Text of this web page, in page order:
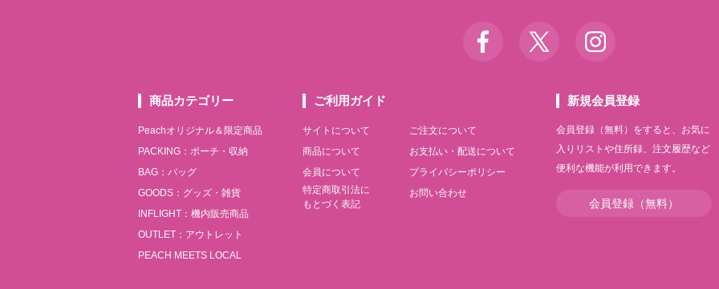
商品カテゴリー
Peachオリジナル＆限定商品
PACKING：ポーチ・収納
BAG：バッグ
GOODS：グッズ・雑貨
INFLIGHT：機内販売商品
OUTLET：アウトレット
PEACH MEETS LOCAL
ご利用ガイド
サイトについて
ご注文について
商品について
お支払い・配送について
会員について
プライバシーポリシー
特定商取引法に
もとづく表記
お問い合わせ
新規会員登録
会員登録（無料）をすると、お気に
入りリストや住所録、注文履歴など
便利な機能が利用できます。
会員登録（無料）